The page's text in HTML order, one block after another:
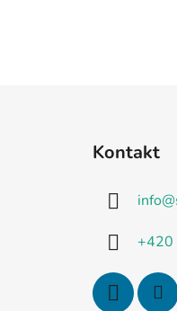
Kontakt
info@
+420